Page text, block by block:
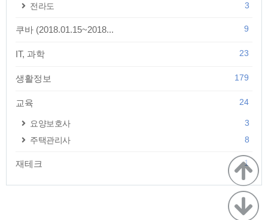
전라도 3
쿠바 (2018.01.15~2018... 9
IT, 과학 23
생활정보 179
교육 24
요양보호사
3
주택관리사
8
재테크 1